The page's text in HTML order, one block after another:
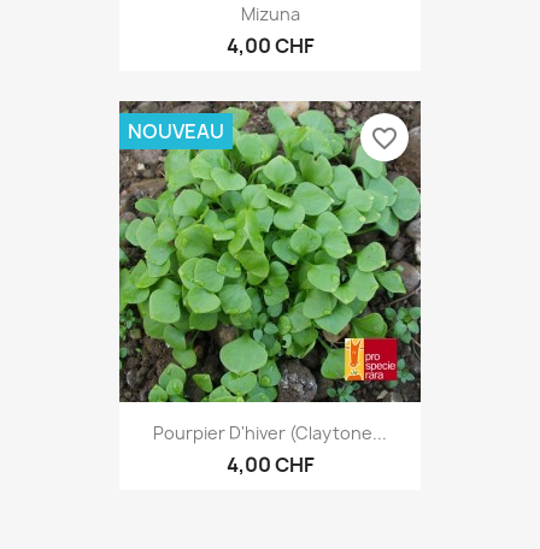
Mizuna
4,00 CHF
Pourpier D'hiver (Claytone...
4,00 CHF
NOUVEAU favorite_border